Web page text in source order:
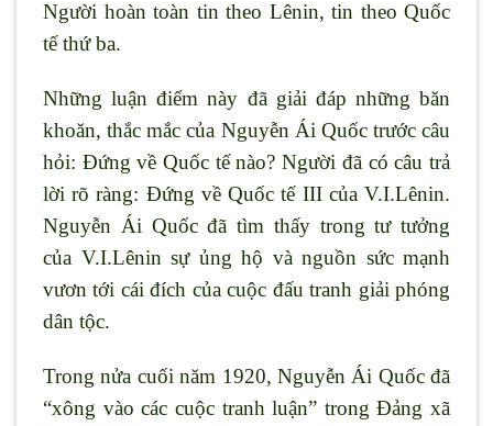
Người hoàn toàn tin theo Lênin, tin theo Quốc
tế thứ ba.
Những luận điểm này đã giải đáp những băn
khoăn, thắc mắc của Nguyễn Ái Quốc trước câu
hỏi: Đứng về Quốc tế nào? Người đã có câu trả
lời rõ ràng: Đứng về Quốc tế III của V.I.Lênin.
Nguyễn Ái Quốc đã tìm thấy trong tư tưởng
của V.I.Lênin sự ủng hộ và nguồn sức mạnh
vươn tới cái đích của cuộc đấu tranh giải phóng
dân tộc.
Trong nửa cuối năm 1920, Nguyễn Ái Quốc đã
“xông vào các cuộc tranh luận” trong Đảng xã